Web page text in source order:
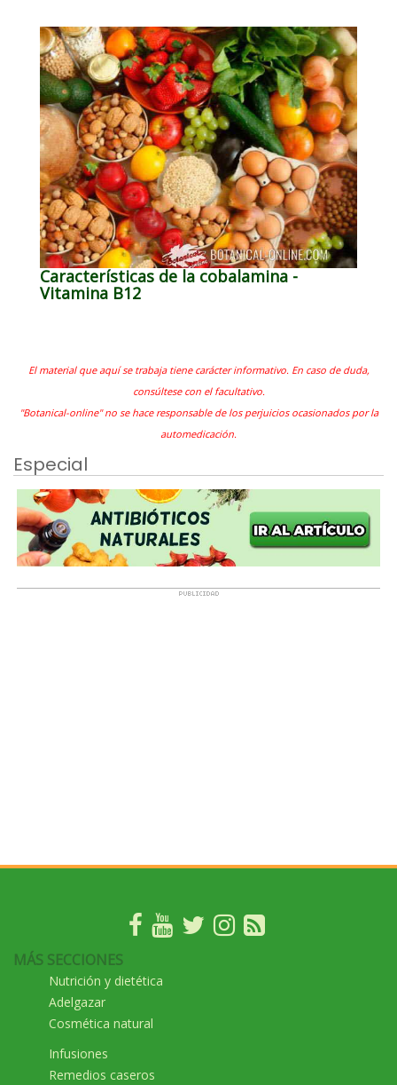
Características de la cobalamina -
Vitamina B12
El material que aquí se trabaja tiene carácter informativo. En caso de duda,
consúltese con el facultativo.
"Botanical-online" no se hace responsable de los perjuicios ocasionados por la
automedicación.
Especial
MÁS SECCIONES
Nutrición y dietética
Adelgazar
Cosmética natural
Infusiones
Remedios caseros